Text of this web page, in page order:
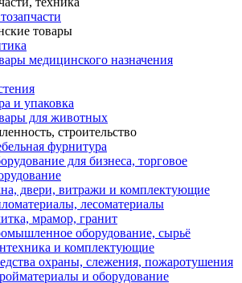
товары
медицинского назначения
и упаковка
для животных
строительство
фурнитура
для бизнеса, торговое
двери, витражи и комплектующие
лесоматериалы
мрамор, гранит
оборудование, сырьё
и комплектующие
охраны, слежения, пожаротушения
и оборудование